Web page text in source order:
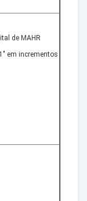
de MAHR
em incrementos